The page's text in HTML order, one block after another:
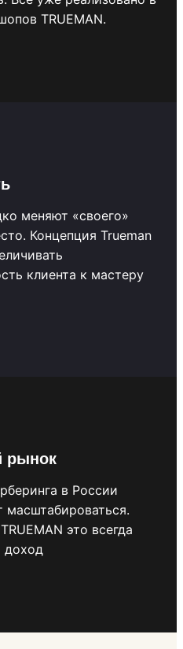
TRUEMAN.
меняют «своего»
Концепция Trueman
клиента к мастеру
рынок
в России
масштабироваться.
это всегда
доход